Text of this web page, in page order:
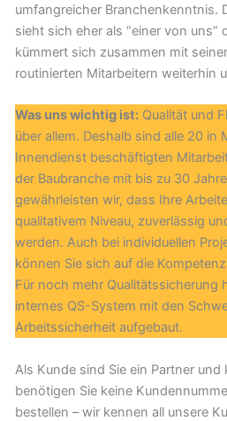
umfangreicher Branchenkenntnis.
sieht sich eher als “einer von uns”
kümmert sich zusammen mit
routinierten Mitarbeitern weiterhin
Was uns wichtig ist:Qualität und
über allem. Deshalb sind alle 20 in
Innendienst beschäftigten
der Baubranche mit bis zu 30
gewährleisten wir, dass Ihre
qualitativem Niveau, zuverlässig
werden. Auch bei individuellen
können Sie sich auf die
Für noch mehr Qualitätssicherung
internes QS-System mit den
Arbeitssicherheit aufgebaut.
Als Kunde sind Sie ein Partner und
benötigen Sie keine
bestellen – wir kennen all unsere